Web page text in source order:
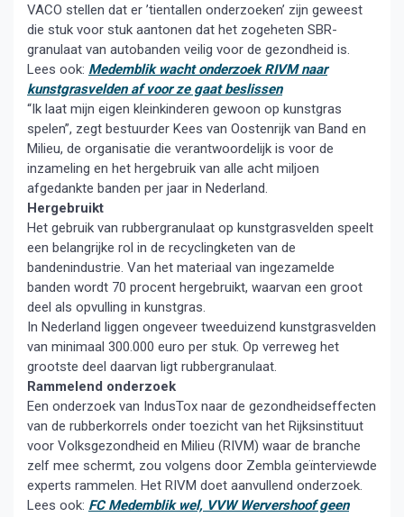
VACO stellen dat er ’tientallen onderzoeken’ zijn geweest
die stuk voor stuk aantonen dat het zogeheten SBR-
granulaat van autobanden veilig voor de gezondheid is.
Lees ook: Medemblik wacht onderzoek RIVM naar
kunstgrasvelden af voor ze gaat beslissen
“Ik laat mijn eigen kleinkinderen gewoon op kunstgras
spelen”, zegt bestuurder Kees van Oostenrijk van Band en
Milieu, de organisatie die verantwoordelijk is voor de
inzameling en het hergebruik van alle acht miljoen
afgedankte banden per jaar in Nederland.
Hergebruikt
Het gebruik van rubbergranulaat op kunstgrasvelden speelt
een belangrijke rol in de recyclingketen van de
bandenindustrie. Van het materiaal van ingezamelde
banden wordt 70 procent hergebruikt, waarvan een groot
deel als opvulling in kunstgras.
In Nederland liggen ongeveer tweeduizend kunstgrasvelden
van minimaal 300.000 euro per stuk. Op verreweg het
grootste deel daarvan ligt rubbergranulaat.
Rammelend onderzoek
Een onderzoek van IndusTox naar de gezondheidseffecten
van de rubberkorrels onder toezicht van het Rijksinstituut
voor Volksgezondheid en Milieu (RIVM) waar de branche
zelf mee schermt, zou volgens door Zembla geïnterviewde
experts rammelen. Het RIVM doet aanvullend onderzoek.
Lees ook: FC Medemblik wel, VVW Wervershoof geen